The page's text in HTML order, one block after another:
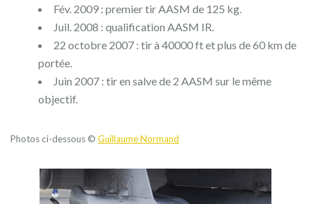
Fév. 2009 : premier tir AASM de 125 kg.
Juil. 2008 : qualification AASM IR.
22 octobre 2007 : tir à 40000 ft et plus de 60 km de
portée.
Juin 2007 : tir en salve de 2 AASM sur le même
objectif.
Photos ci-dessous © Guillaume Normand